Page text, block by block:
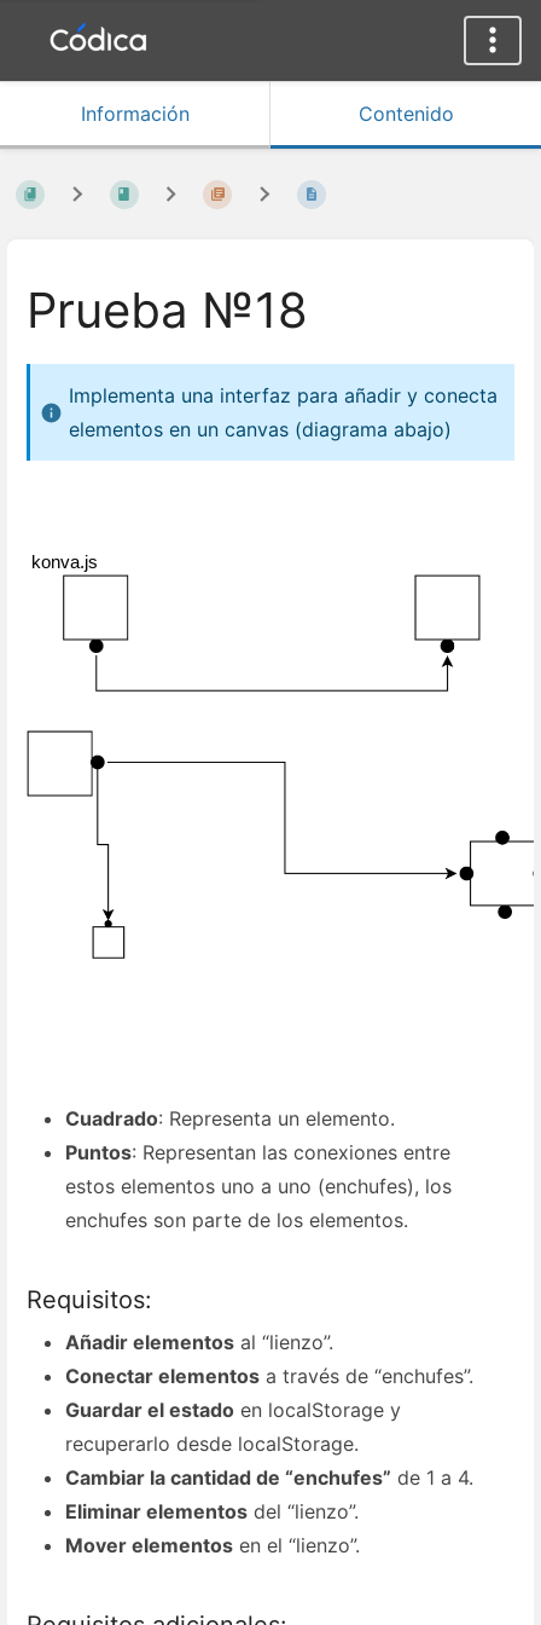
Información Contenido
Prueba №18
Implementa una interfaz para añadir y conecta
elementos en un canvas (diagrama abajo)
konva.js
Cuadrado: Representa un elemento.
Puntos: Representan las conexiones entre
estos elementos uno a uno (enchufes), los
enchufes son parte de los elementos.
Requisitos:
Añadir elementos al “lienzo”.
Conectar elementos a través de “enchufes”.
Guardar el estado en localStorage y
recuperarlo desde localStorage.
Cambiar la cantidad de “enchufes” de 1 a 4.
Eliminar elementos del “lienzo”.
Mover elementos en el “lienzo”.